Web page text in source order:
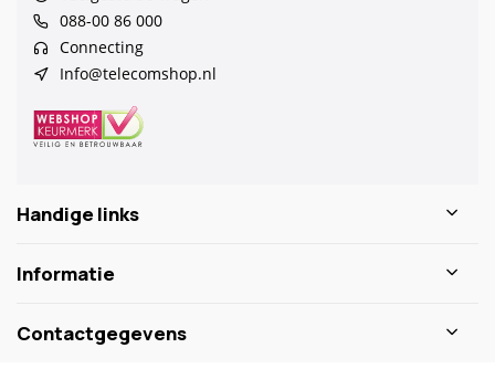
088-00 86 000
Connecting
Info@telecomshop.nl
Handige links
Informatie
Contactgegevens